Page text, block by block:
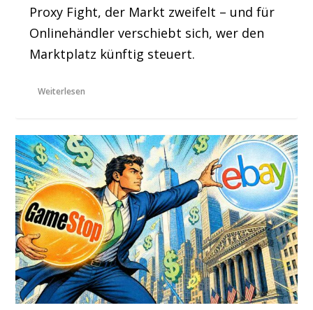
Proxy Fight, der Markt zweifelt – und für
Onlinehändler verschiebt sich, wer den
Marktplatz künftig steuert.
Weiterlesen